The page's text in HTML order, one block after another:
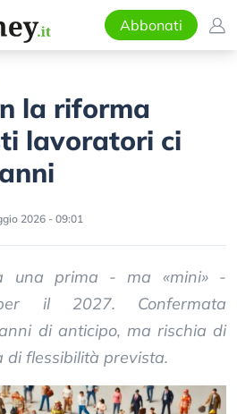
Abbonati
la riforma
lavoratori ci
2026 - 09:01
una prima - ma «mini» -
il 2027. Confermata
di anticipo, ma rischia di
di flessibilità prevista.